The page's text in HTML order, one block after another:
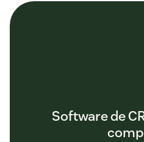
Software de